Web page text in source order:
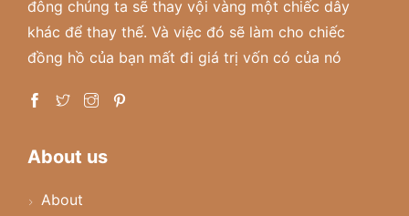
đông chúng ta sẽ thay vội vàng một chiếc dây
khác để thay thế. Và việc đó sẽ làm cho chiếc
đồng hồ của bạn mất đi giá trị vốn có của nó
About us
About